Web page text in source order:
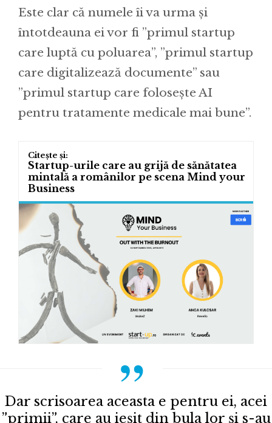
Este clar că numele îi va urma și
întotdeauna ei vor fi ”primul startup
care luptă cu poluarea”, ”primul startup
care digitalizează documente” sau
”primul startup care folosește AI
pentru tratamente medicale mai bune”.
Startup-urile care au grijă de sănătatea
mintală a românilor pe scena Mind your
Business
Dar scrisoarea aceasta e pentru ei, acei
”primii”, care au ieșit din bula lor și s-au